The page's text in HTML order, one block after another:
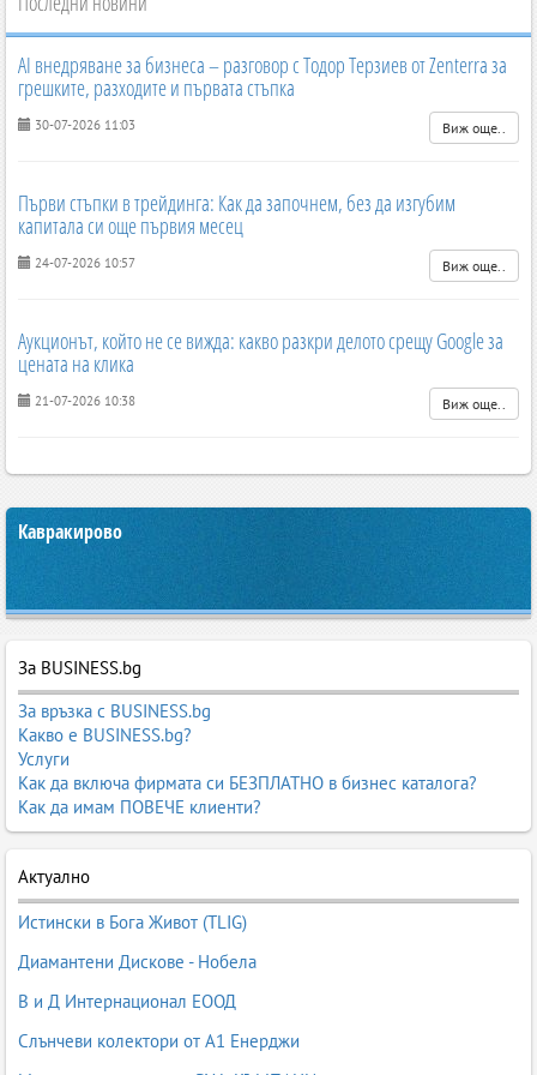
AI внедряване за бизнеса – разговор с Тодор Терзиев от Zenterra за
грешките, разходите и първата стъпка
30-07-2026 11:03 Виж още..
Първи стъпки в трейдинга: Как да започнем, без да изгубим
капитала си още първия месец
24-07-2026 10:57 Виж още..
Аукционът, който не се вижда: какво разкри делото срещу Google за
цената на клика
21-07-2026 10:38 Виж още..
Кавракирово
За BUSINESS.bg
За връзка с BUSINESS.bg
Какво е BUSINESS.bg?
Услуги
Как да включа фирмата си БЕЗПЛАТНО в бизнес каталога?
Как да имам ПОВЕЧЕ клиенти?
Актуално
Истински в Бога Живот (TLIG)
Диамантени Дискове - Нобела
В и Д Интернационал ЕООД
Слънчеви колектори от А1 Енерджи